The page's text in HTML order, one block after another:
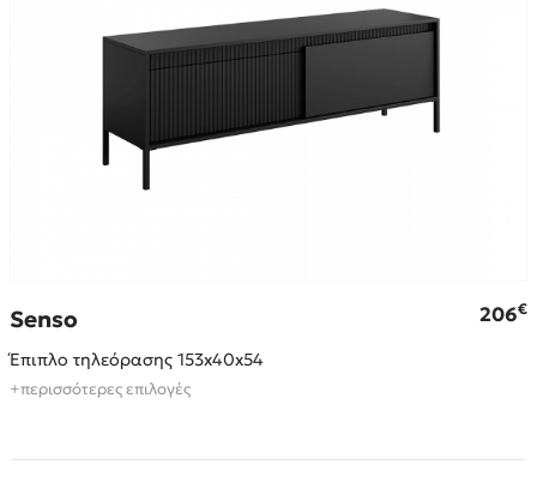
Senso 206€
Έπιπλο τηλεόρασης 153x40x54
+περισσότερες επιλογές